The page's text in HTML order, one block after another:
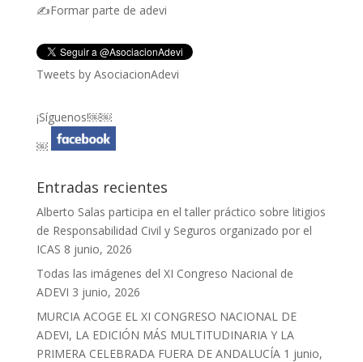
✍Formar parte de adevi
Tweets by AsociacionAdevi
¡Síguenos!￼￼
￼
Entradas recientes
Alberto Salas participa en el taller práctico sobre litigios
de Responsabilidad Civil y Seguros organizado por el
ICAS 8 junio, 2026
Todas las imágenes del XI Congreso Nacional de
ADEVI 3 junio, 2026
MURCIA ACOGE EL XI CONGRESO NACIONAL DE
ADEVI, LA EDICIÓN MÁS MULTITUDINARIA Y LA
PRIMERA CELEBRADA FUERA DE ANDALUCÍA 1 junio,